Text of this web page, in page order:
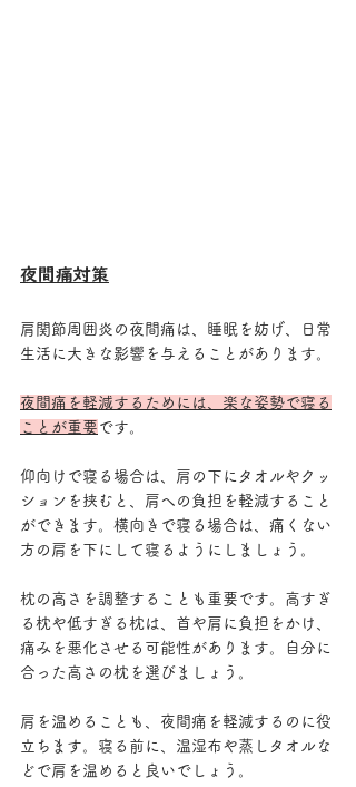
夜間痛対策
肩関節周囲炎の夜間痛は、睡眠を妨げ、日常
生活に大きな影響を与えることがあります。
夜間痛を軽減するためには、楽な姿勢で寝る
ことが重要 です。
仰向けで寝る場合は、肩の下にタオルやクッ
ションを挟むと、肩への負担を軽減すること
ができます。横向きで寝る場合は、痛くない
方の肩を下にして寝るようにしましょう。
枕の高さを調整することも重要です。高すぎ
る枕や低すぎる枕は、首や肩に負担をかけ、
痛みを悪化させる可能性があります。自分に
合った高さの枕を選びましょう。
肩を温めることも、夜間痛を軽減するのに役
立ちます。寝る前に、温湿布や蒸しタオルな
どで肩を温めると良いでしょう。